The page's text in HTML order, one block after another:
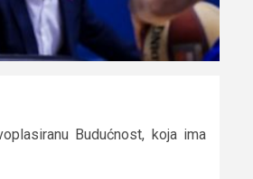
Budućnost, koja ima